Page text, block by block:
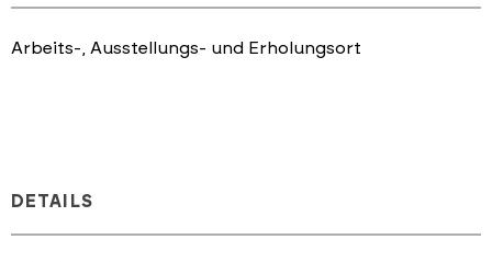
Arbeits-, Ausstellungs- und Erholungsort
DETAILS